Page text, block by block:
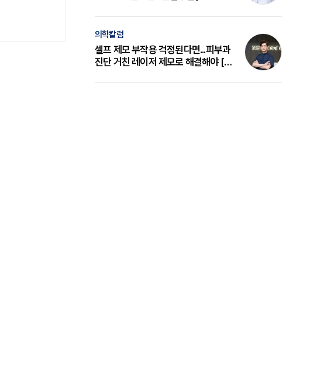
의학칼럼
셀프 제모 부작용 걱정된다면...피부과
진단 거친 레이저 제모로 해결해야 [변